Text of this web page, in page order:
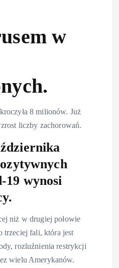
w
8 milionów. Już
liczby zachorowań.
19 wynosi
niż w drugiej połowie
trzeciej fali, która jest
rozluźnienia restrykcji
wielu Amerykanów.